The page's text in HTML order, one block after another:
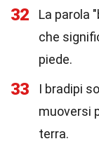
32
La parola
che
piede.
33
I bradipi
muoversi
terra.